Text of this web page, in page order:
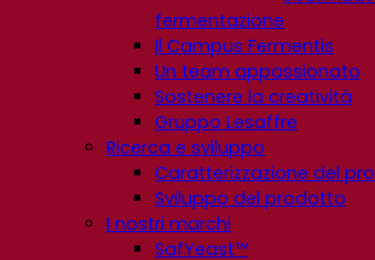
fermentazione
Il Campus Fermentis
Un team appassionato
Sostenere la creatività
Gruppo Lesaffre
Ricerca e sviluppo
Caratterizzazione del
Sviluppo del prodotto
I nostri marchi
SafYeast™